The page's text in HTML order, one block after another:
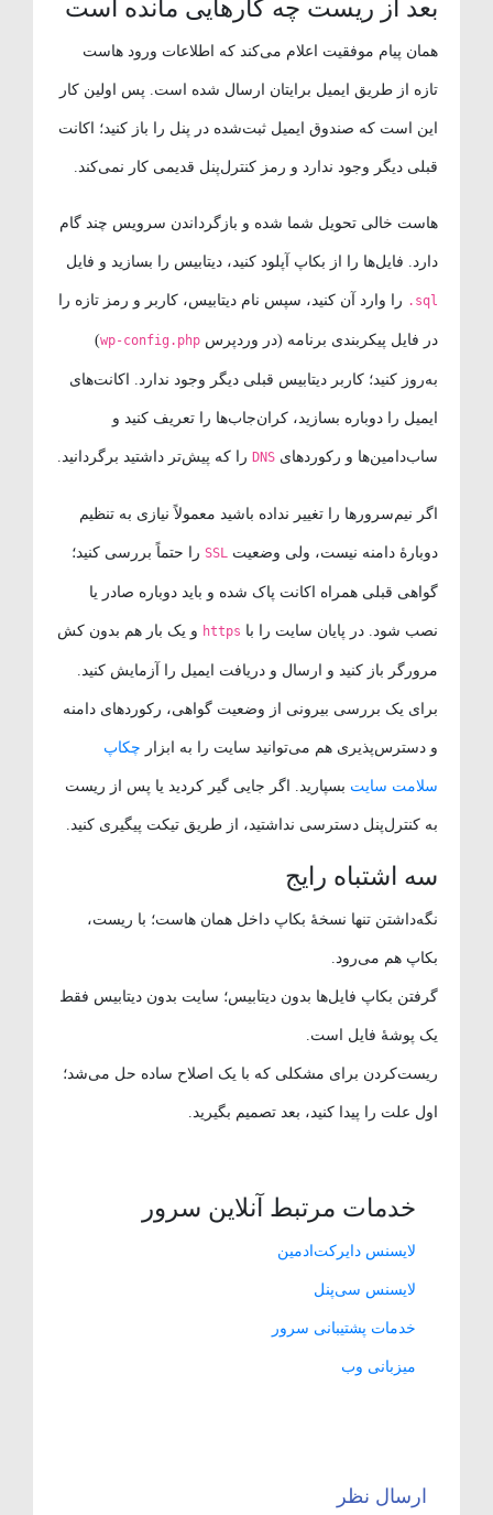
بعد از ریست چه کارهایی مانده است
همان پیام موفقیت اعلام می‌کند که اطلاعات ورود هاست
تازه از طریق ایمیل برایتان ارسال شده است. پس اولین کار
این است که صندوق ایمیل ثبت‌شده در پنل را باز کنید؛ اکانت
قبلی دیگر وجود ندارد و رمز کنترل‌پنل قدیمی کار نمی‌کند.
هاست خالی تحویل شما شده و بازگرداندن سرویس چند گام
دارد. فایل‌ها را از بکاپ آپلود کنید، دیتابیس را بسازید و فایل
.sqlرا وارد آن کنید، سپس نام دیتابیس، کاربر و رمز تازه را
در فایل پیکربندی برنامه (در وردپرسwp-config.php
)
به‌روز کنید؛ کاربر دیتابیس قبلی دیگر وجود ندارد. اکانت‌های
ایمیل را دوباره بسازید، کران‌جاب‌ها را تعریف کنید و
ساب‌دامین‌ها و رکوردهایDNSرا که پیش‌تر داشتید برگردانید.
اگر نیم‌سرورها را تغییر نداده باشید معمولاً نیازی به تنظیم
دوبارهٔ دامنه نیست، ولی وضعیتSSLرا حتماً بررسی کنید؛
گواهی قبلی همراه اکانت پاک شده و باید دوباره صادر یا
نصب شود. در پایان سایت را با httpsو یک بار هم بدون کش
مرورگر باز کنید و ارسال و دریافت ایمیل را آزمایش کنید.
برای یک بررسی بیرونی از وضعیت گواهی، رکوردهای دامنه
و دسترس‌پذیری هم می‌توانید سایت را به ابزار چکاپ
سلامت سایتبسپارید. اگر جایی گیر کردید یا پس از ریست
به کنترل‌پنل دسترسی نداشتید، از طریق تیکت پیگیری کنید.
سه اشتباه رایج
نگه‌داشتن تنها نسخهٔ بکاپ داخل همان هاست؛ با ریست،
بکاپ هم می‌رود.
گرفتن بکاپ فایل‌ها بدون دیتابیس؛ سایت بدون دیتابیس فقط
یک پوشهٔ فایل است.
ریست‌کردن برای مشکلی که با یک اصلاح ساده حل می‌شد؛
اول علت را پیدا کنید، بعد تصمیم بگیرید.
خدمات مرتبط آنلاین سرور
لایسنس دایرکت‌ادمین
لایسنس سی‌پنل
خدمات پشتیبانی سرور
میزبانی وب
ارسال نظر